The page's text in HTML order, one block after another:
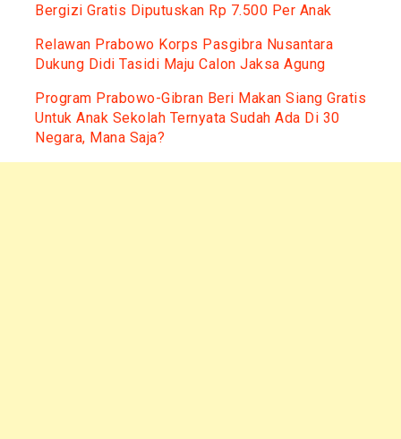
Bergizi Gratis Diputuskan Rp 7.500 Per Anak
Relawan Prabowo Korps Pasgibra Nusantara
Dukung Didi Tasidi Maju Calon Jaksa Agung
Program Prabowo-Gibran Beri Makan Siang Gratis
Untuk Anak Sekolah Ternyata Sudah Ada Di 30
Negara, Mana Saja?